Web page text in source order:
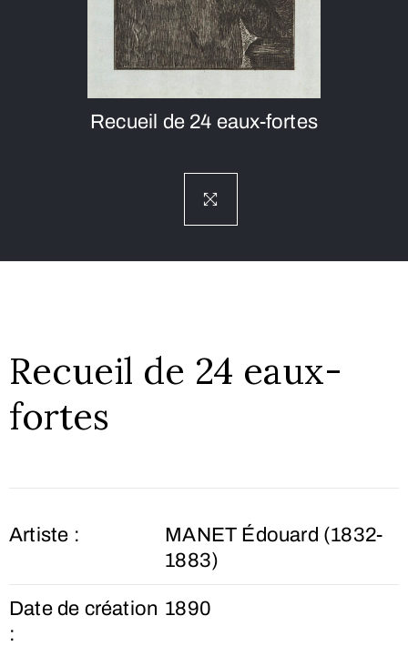
Recueil de 24 eaux-fortes
Recueil de 24 eaux-
fortes
Artiste :
MANET Édouard (1832-
1883)
Date de création
:
1890